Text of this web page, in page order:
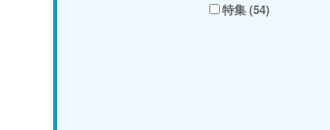
特集 (54)